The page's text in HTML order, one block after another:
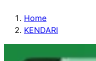
Home
KENDARI